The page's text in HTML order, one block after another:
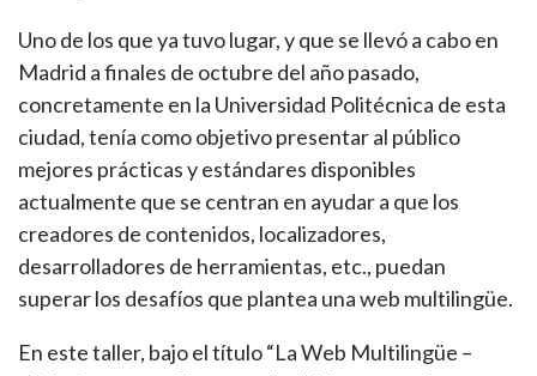
Uno de los que ya tuvo lugar, y que se llevó a cabo en
Madrid a finales de octubre del año pasado,
concretamente en la Universidad Politécnica de esta
ciudad, tenía como objetivo presentar al público
mejores prácticas y estándares disponibles
actualmente que se centran en ayudar a que los
creadores de contenidos, localizadores,
desarrolladores de herramientas, etc., puedan
superar los desafíos que plantea una web multilingüe.
En este taller, bajo el título “La Web Multilingüe –